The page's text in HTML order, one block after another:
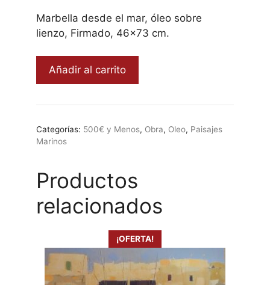
original
era:
actual
es:
Marbella desde el mar, óleo sobre
lienzo, Firmado, 46×73 cm.
Marbella
desde
mar,
Mario
Añadir al carrito
Categorías: 500€ y Menos, Obra, Oleo, Paisajes
Marinos
Productos
relacionados
¡OFERTA!